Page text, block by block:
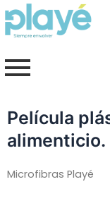
Ir
al
contenido
Película
alimenticio.
Microfibras Playé